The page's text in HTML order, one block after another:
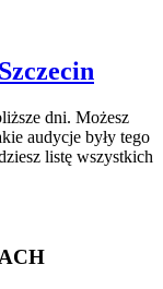
dni. Możesz
audycje były tego
listę wszystkich